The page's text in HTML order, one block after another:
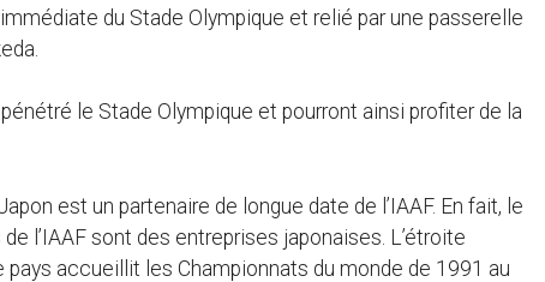
du Stade Olympique et relié par une passerelle
le Stade Olympique et pourront ainsi profiter de la
est un partenaire de longue date de l’IAAF. En fait, le
l’IAAF sont des entreprises japonaises. L’étroite
accueillit les Championnats du monde de 1991 au